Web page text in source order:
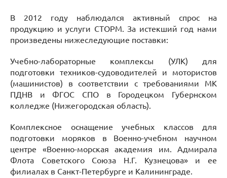
В 2012 году наблюдался активный спрос на
продукцию и услуги СТОРМ. За истекший год нами
произведены нижеследующие поставки:
Учебно-лабораторные комплексы (УЛК) для
подготовки техников-судоводителей и мотористов
(машинистов) в соответствии с требованиями МК
ПДНВ и ФГОС СПО в Городецком Губернском
колледже (Нижегородская область).
Комплексное оснащение учебных классов для
подготовки моряков в Военно-учебном научном
центре «Военно-морская академия им. Адмирала
Флота Советского Союза Н.Г. Кузнецова» и ее
филиалах в Санкт-Петербурге и Калининграде.